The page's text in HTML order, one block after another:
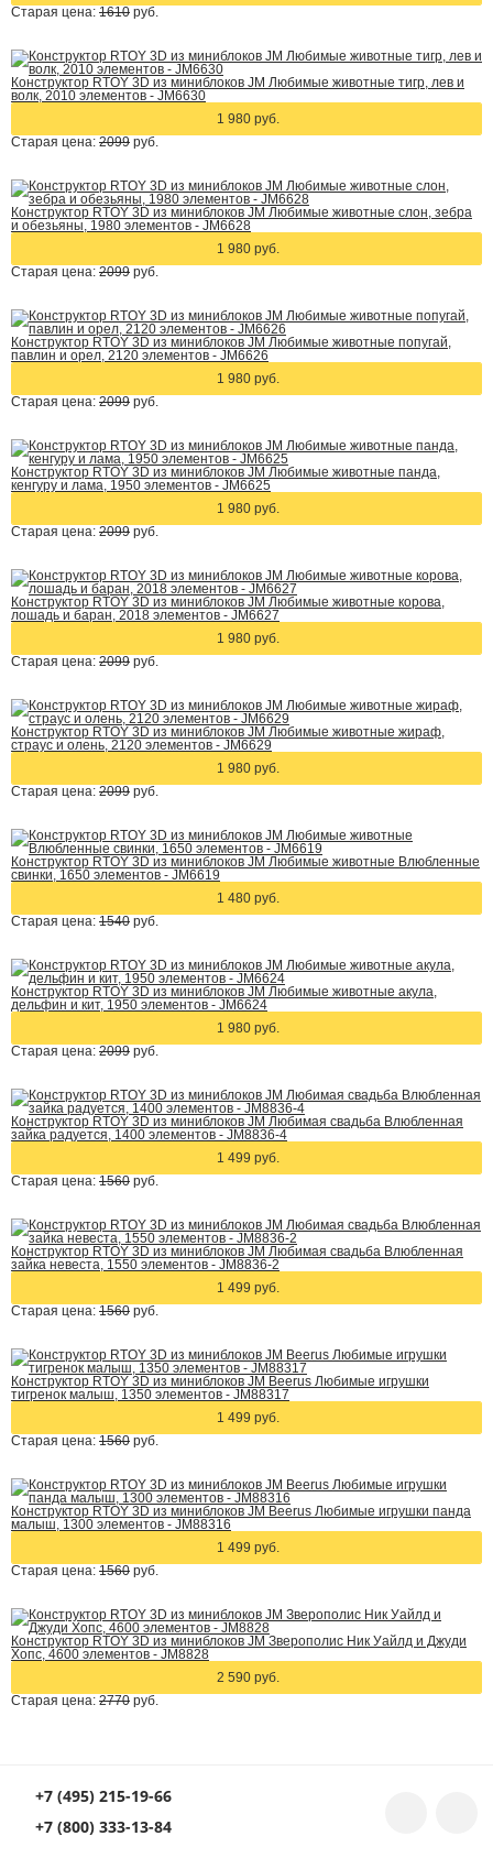
Старая цена: 1610 руб.
Конструктор RTOY 3D из миниблоков JM Любимые животные тигр, лев и
волк, 2010 элементов - JM6630
1 980 руб.
Старая цена: 2099 руб.
Конструктор RTOY 3D из миниблоков JM Любимые животные слон, зебра
и обезьяны, 1980 элементов - JM6628
1 980 руб.
Старая цена: 2099 руб.
Конструктор RTOY 3D из миниблоков JM Любимые животные попугай,
павлин и орел, 2120 элементов - JM6626
1 980 руб.
Старая цена: 2099 руб.
Конструктор RTOY 3D из миниблоков JM Любимые животные панда,
кенгуру и лама, 1950 элементов - JM6625
1 980 руб.
Старая цена: 2099 руб.
Конструктор RTOY 3D из миниблоков JM Любимые животные корова,
лошадь и баран, 2018 элементов - JM6627
1 980 руб.
Старая цена: 2099 руб.
Конструктор RTOY 3D из миниблоков JM Любимые животные жираф,
страус и олень, 2120 элементов - JM6629
1 980 руб.
Старая цена: 2099 руб.
Конструктор RTOY 3D из миниблоков JM Любимые животные Влюбленные
свинки, 1650 элементов - JM6619
1 480 руб.
Старая цена: 1540 руб.
Конструктор RTOY 3D из миниблоков JM Любимые животные акула,
дельфин и кит, 1950 элементов - JM6624
1 980 руб.
Старая цена: 2099 руб.
Конструктор RTOY 3D из миниблоков JM Любимая свадьба Влюбленная
зайка радуется, 1400 элементов - JM8836-4
1 499 руб.
Старая цена: 1560 руб.
Конструктор RTOY 3D из миниблоков JM Любимая свадьба Влюбленная
зайка невеста, 1550 элементов - JM8836-2
1 499 руб.
Старая цена: 1560 руб.
Конструктор RTOY 3D из миниблоков JM Beerus Любимые игрушки
тигренок малыш, 1350 элементов - JM88317
1 499 руб.
Старая цена: 1560 руб.
Конструктор RTOY 3D из миниблоков JM Beerus Любимые игрушки панда
малыш, 1300 элементов - JM88316
1 499 руб.
Старая цена: 1560 руб.
Конструктор RTOY 3D из миниблоков JM Зверополис Ник Уайлд и Джуди
Хопс, 4600 элементов - JM8828
2 590 руб.
Старая цена: 2770 руб.
+7 (495) 215-19-66
+7 (800) 333-13-84